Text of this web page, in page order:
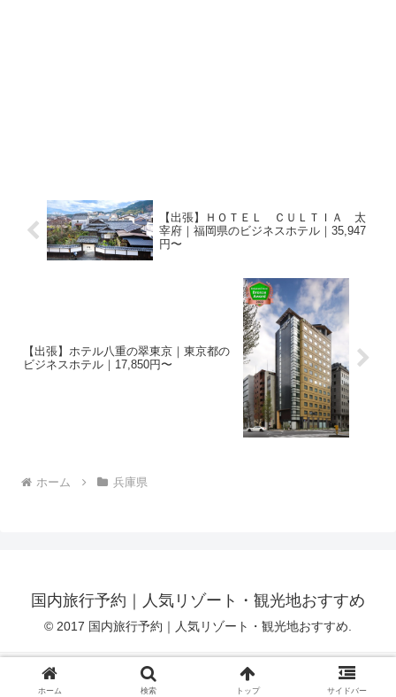
【出張】ＨＯＴＥＬ ＣＵＬＴＩＡ 太
宰府｜福岡県のビジネスホテル｜35,947
円〜
【出張】ホテル八重の翠東京｜東京都の
ビジネスホテル｜17,850円〜
ホーム 兵庫県
国内旅行予約｜人気リゾート・観光地おすすめ
© 2017 国内旅行予約｜人気リゾート・観光地おすすめ.
ホーム 検索 トップ サイドバー
プライバシーポリシー アフィリエイト免責事項